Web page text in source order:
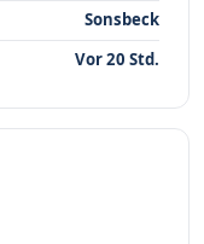
Sonsbeck
Vor 20 Std.